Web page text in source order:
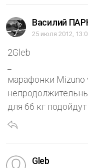
Василий
25 июля 2012,
2Gleb
марафонки Mizuno
для 66 кг
Gleb